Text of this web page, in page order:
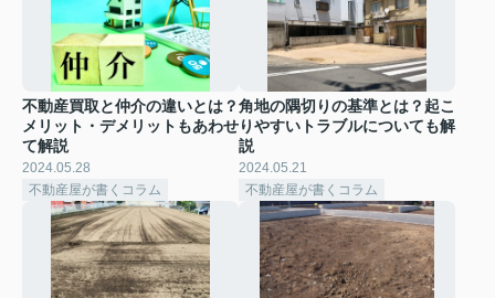
不動産買取と仲介の違いとは？
メリット・デメリットもあわせ
て解説
2024.05.28
不動産屋が書くコラム
角地の隅切りの基準とは？起こ
りやすいトラブルについても解
説
2024.05.21
不動産屋が書くコラム